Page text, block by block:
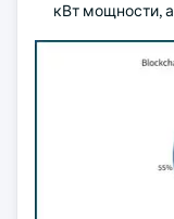
кВт мощности,